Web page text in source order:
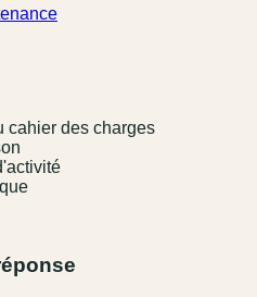
cahier des charges